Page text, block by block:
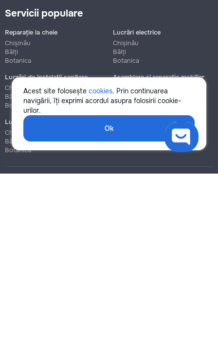
Acest site folosește cookies. Prin continuarea
navigării, îți exprimi acordul asupra folosirii cookie-
urilor.
Ok
Servicii populare
Reparație la cheie
Chișinău
Bălți
Botanica
Lucrări electrice
Chișinău
Bălți
Botanica
Lucrări de instalații sanitare
Chișinău
Bălți
Botanica
Asamblare și reparație mobilier
Chișinău
Botanica
Lucrări de construcție și instalare
Chișinău
Bălți
Botanica